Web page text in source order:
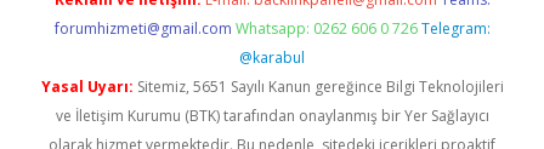
forumhizmeti@gmail.com Whatsapp: 0262 606 0 726 Telegram:
@karabul
Yasal Uyarı: Sitemiz, 5651 Sayılı Kanun gereğince Bilgi Teknolojileri
ve İletişim Kurumu (BTK) tarafından onaylanmış bir Yer Sağlayıcı
olarak hizmet vermektedir. Bu nedenle, sitedeki içerikleri proaktif